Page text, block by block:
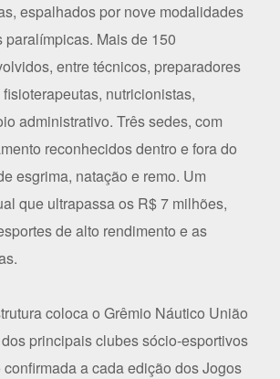
espalhados por nove modalidades
Mais de 150
entre técnicos, preparadores
nutricionistas,
administrativo. Três sedes, com
reconhecidos dentro e fora do
esgrima, natação e remo. Um
que ultrapassa os R$ 7 milhões,
de alto rendimento e as
coloca o Grêmio Náutico União
principais clubes sócio-esportivos
a cada edição dos Jogos